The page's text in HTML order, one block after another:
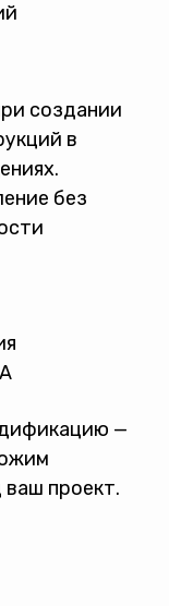
создании
в
без
—
проект.